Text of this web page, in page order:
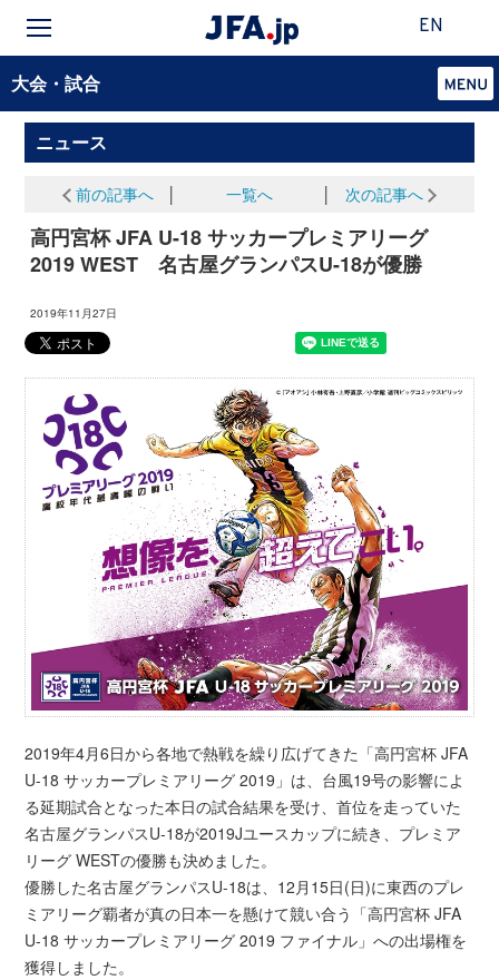
EN
大会・試合
ニュース
前の記事へ 一覧へ 次の記事へ
高円宮杯 JFA U-18 サッカープレミアリーグ
2019 WEST 名古屋グランパスU-18が優勝
2019年11月27日
2019年4月6日から各地で熱戦を繰り広げてきた「高円宮杯 JFA
U-18 サッカープレミアリーグ 2019」は、台風19号の影響によ
る延期試合となった本日の試合結果を受け、首位を走っていた
名古屋グランパスU-18が2019Jユースカップに続き、プレミア
リーグ WESTの優勝も決めました。
優勝した名古屋グランパスU-18は、12月15日(日)に東西のプレ
ミアリーグ覇者が真の日本一を懸けて競い合う「高円宮杯 JFA
U-18 サッカープレミアリーグ 2019 ファイナル」への出場権を
獲得しました。